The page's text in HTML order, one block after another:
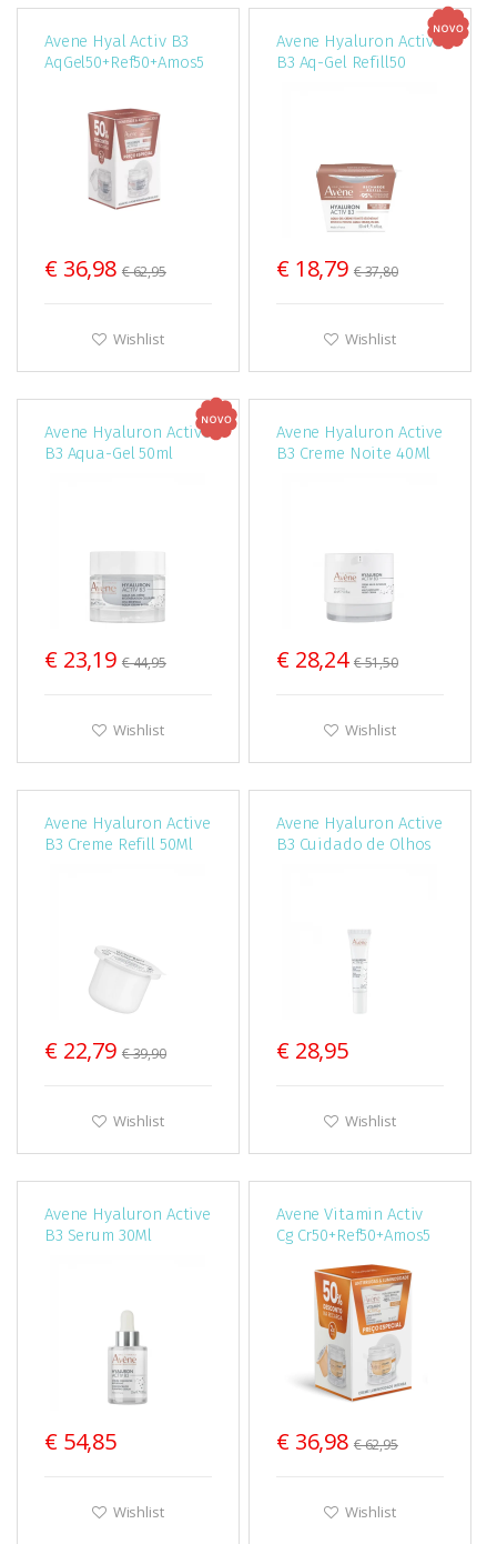
Avene Hyal Activ B3
AqGel50+Ref50+Amos5
€ 36,98 € 62,95
Wishlist
Avene Hyaluron Active
B3 Aq-Gel Refill50
€ 18,79 € 37,80
Wishlist
Avene Hyaluron Active
B3 Aqua-Gel 50ml
€ 23,19 € 44,95
Wishlist
Avene Hyaluron Active
B3 Creme Noite 40Ml
€ 28,24 € 51,50
Wishlist
Avene Hyaluron Active
B3 Creme Refill 50Ml
€ 22,79 € 39,90
Wishlist
Avene Hyaluron Active
B3 Cuidado de Olhos
€ 28,95
Wishlist
Avene Hyaluron Active
B3 Serum 30Ml
€ 54,85
Wishlist
Avene Vitamin Activ
Cg Cr50+Ref50+Amos5
€ 36,98 € 62,95
Wishlist